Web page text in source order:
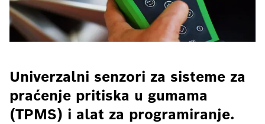
Univerzalni senzori za sisteme za
praćenje pritiska u gumama
(TPMS) i alat za programiranje.